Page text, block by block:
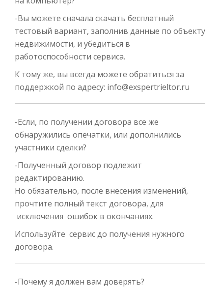
-Вы можете сначала скачать бесплатный
тестовый вариант, заполнив данные по объекту
недвижимости, и убедиться в
работоспособности сервиса.
К тому же, вы всегда можете обратиться за
поддержкой по адресу: info@exspertrieltor.ru
-Если, по получении договора все же
обнаружились опечатки, или дополнились
участники сделки?
-Полученный договор подлежит
редактированию.
Но обязательно, после внесения изменений,
прочтите полный текст договора, для
исключения ошибок в окончаниях.
Используйте сервис до получения нужного
договора.
-Почему я должен вам доверять?